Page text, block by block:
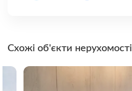
Схожі об'єкти нерухомості